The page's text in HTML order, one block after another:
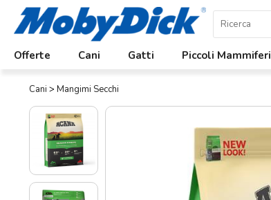
Offerte Cani Gatti Piccoli Mammiferi
Home
Cani
Gatti
Piccoli
Mammiferi
Acquariologia
Cani > Mangimi Secchi